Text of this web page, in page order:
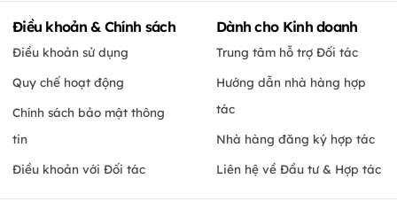
Điều khoản & Chính sách
Điều khoản sử dụng
Quy chế hoạt động
Chính sách bảo mật thông
tin
Điều khoản với Đối tác
Dành cho Kinh doanh
Trung tâm hỗ trợ Đối tác
Hướng dẫn nhà hàng hợp
tác
Nhà hàng đăng ký hợp tác
Liên hệ về Đầu tư & Hợp tác